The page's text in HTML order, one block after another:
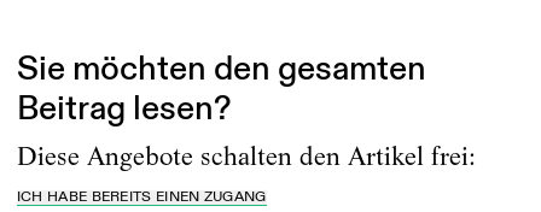
Sie möchten den gesamten
Beitrag lesen?
Diese Angebote schalten den Artikel frei:
ICH HABE BEREITS EINEN ZUGANG